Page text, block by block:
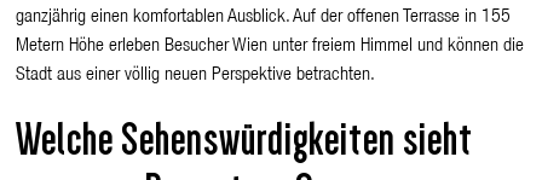
ganzjährig einen komfortablen Ausblick. Auf der offenen Terrasse in 155
Metern Höhe erleben BesucherWien unter freiem Himmel und können die
Stadt aus einer völlig neuen Perspektive betrachten.
Welche Sehenswürdigkeiten sieht